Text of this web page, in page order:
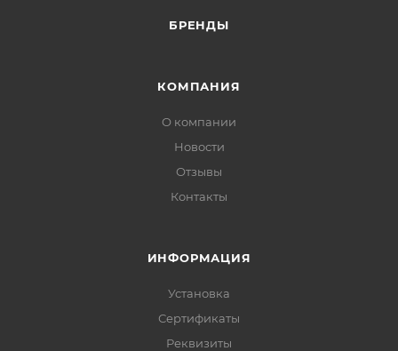
БРЕНДЫ
КОМПАНИЯ
О компании
Новости
Отзывы
Контакты
ИНФОРМАЦИЯ
Установка
Сертификаты
Реквизиты